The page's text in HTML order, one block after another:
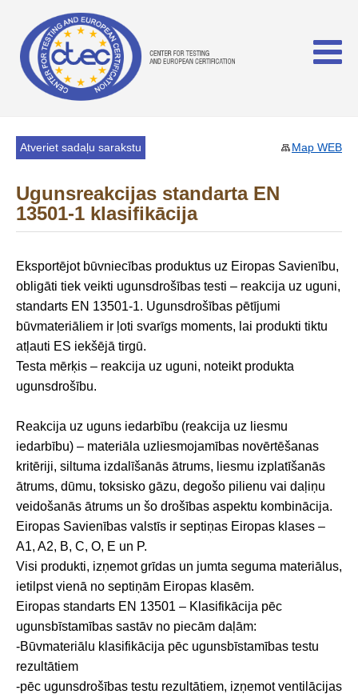
Map WEB
Atveriet sadaļu sarakstu
Ugunsreakcijas standarta EN
13501-1 klasifikācija
Eksportējot būvniecības produktus uz Eiropas Savienību,
obligāti tiek veikti ugunsdrošības testi – reakcija uz uguni,
standarts EN 13501-1. Ugunsdrošības pētījumi
būvmateriāliem ir ļoti svarīgs moments, lai produkti tiktu
atļauti ES iekšējā tirgū.
Testa mērķis – reakcija uz uguni, noteikt produkta
ugunsdrošību.
Reakcija uz uguns iedarbību (reakcija uz liesmu
iedarbību) – materiāla uzliesmojamības novērtēšanas
kritēriji, siltuma izdalīšanās ātrums, liesmu izplatīšanās
ātrums, dūmu, toksisko gāzu, degošo pilienu vai daļiņu
veidošanās ātrums un šo drošības aspektu kombinācija.
Eiropas Savienības valstīs ir septiņas Eiropas klases –
A1, A2, B, C, O, E un P.
Visi produkti, izņemot grīdas un jumta seguma materiālus,
ietilpst vienā no septiņām Eiropas klasēm.
Eiropas standarts EN 13501 – Klasifikācija pēc
ugunsbīstamības sastāv no piecām daļām:
-Būvmateriālu klasifikācija pēc ugunsbīstamības testu
rezultātiem
-pēc ugunsdrošības testu rezultātiem, izņemot ventilācijas